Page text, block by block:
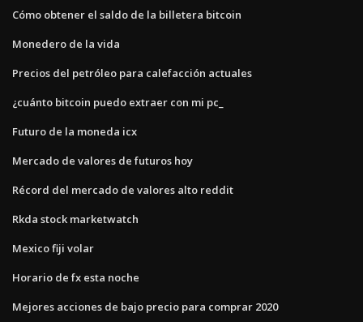
Cómo obtener el saldo de la billetera bitcoin
Monedero de la vida
Precios del petróleo para calefacción actuales
¿cuánto bitcoin puedo extraer con mi pc_
Futuro de la moneda icx
Mercado de valores de futuros hoy
Récord del mercado de valores alto reddit
Rkda stock marketwatch
Mexico fiji volar
Horario de fx esta noche
Mejores acciones de bajo precio para comprar 2020